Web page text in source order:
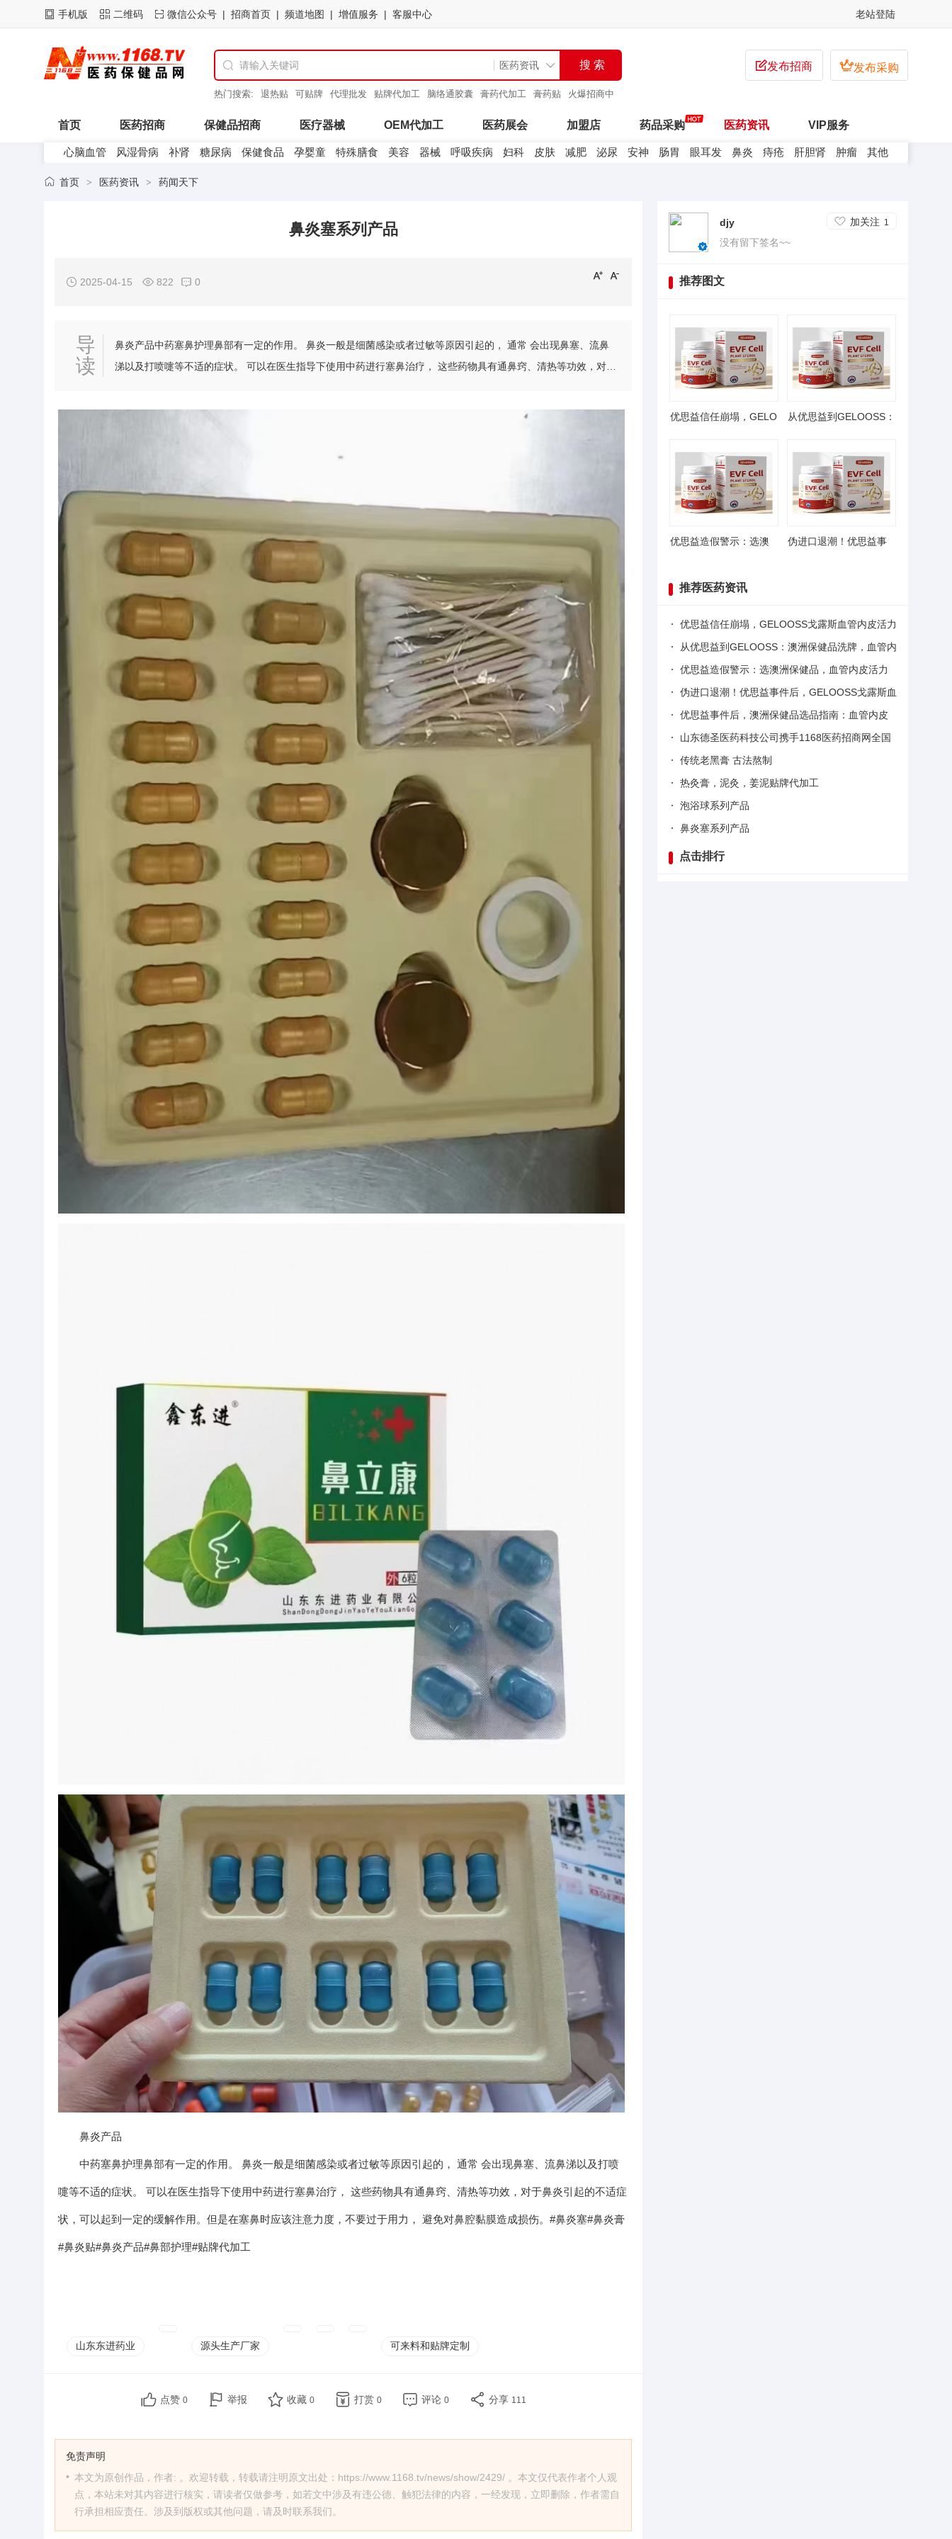
老站登陆
手机版 二维码  微信公众号 招商首页 频道地图 增值服务 客服中心
热门搜索: 退热贴 可贴牌 代理批发 贴牌代加工 脑络通胶囊 膏药代加工 膏药贴
火爆招商中
发布采购
发布招商
首页 医药招商 保健品招商 医疗器械 OEM代加工 医药展会 加盟店 药品采购 医药资讯 VIP服务
医药企业
心脑血管 风湿骨病 补肾 糖尿病 保健食品 孕婴童 特殊膳食 美容 器械 呼吸疾病 妇科 皮肤 减肥 泌尿 安神 肠胃 眼耳发 鼻炎 痔疮 肝胆肾 肿瘤 其他
首页 > 医药资讯 > 药闻天下
鼻炎塞系列产品
2025-04-15 822 0
导
读
鼻炎产品中药塞鼻护理鼻部有一定的作用。 鼻炎一般是细菌感染或者过敏等原因引起的， 通常 会出现鼻塞、流鼻
涕以及打喷嚏等不适的症状。 可以在医生指导下使用中药进行塞鼻治疗， 这些药物具有通鼻窍、清热等功效，对于
鼻炎产品
中药塞鼻护理鼻部有一定的作用。 鼻炎一般是细菌感染或者过敏等原因引起的， 通常 会出现鼻塞、流鼻涕以及打喷
嚏等不适的症状。 可以在医生指导下使用中药进行塞鼻治疗， 这些药物具有通鼻窍、清热等功效，对于鼻炎引起的不适症
状，可以起到一定的缓解作用。但是在塞鼻时应该注意力度，不要过于用力， 避免对鼻腔黏膜造成损伤。#鼻炎塞#鼻炎膏
#鼻炎贴#鼻炎产品#鼻部护理#贴牌代加工
山东东进药业 源头生产厂家 可来料和贴牌定制
点赞 0 举报 收藏 0 打赏 0 评论 0 分享 111
免责声明
• 本文为原创作品，作者: 。欢迎转载，转载请注明原文出处：https://www.1168.tv/news/show/2429/ 。本文仅代表作者个人观
点，本站未对其内容进行核实，请读者仅做参考，如若文中涉及有违公德、触犯法律的内容，一经发现，立即删除，作者需自
行承担相应责任。涉及到版权或其他问题，请及时联系我们。
djy 加关注 1
没有留下签名~~
推荐图文
优思益信任崩塌，GELO 从优思益到GELOOSS：
优思益造假警示：选澳 伪进口退潮！优思益事
推荐医药资讯
优思益信任崩塌，GELOOSS戈露斯血管内皮活力
因子重建澳洲保健品信心
从优思益到GELOOSS：澳洲保健品洗牌，血管内
皮活力因子成新宠
优思益造假警示：选澳洲保健品，血管内皮活力
因子看这3点
伪进口退潮！优思益事件后，GELOOSS戈露斯血
管内皮活力因子引领合规招商
优思益事件后，澳洲保健品选品指南：血管内皮
活力因子成招商黑马
山东德圣医药科技公司携手1168医药招商网全国
火爆招商中
传统老黑膏 古法熬制
热灸膏，泥灸，姜泥贴牌代加工
泡浴球系列产品
鼻炎塞系列产品
点击排行